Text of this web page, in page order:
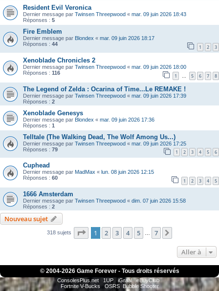
Resident Evil Veronica
Dernier message par Twinsen Threepwood « mar. 09 juin 2026 18:43
Réponses : 5
Fire Emblem
Dernier message par Blondex « mar. 09 juin 2026 18:17
Réponses : 44 1 2 3
Xenoblade Chronicles 2
Dernier message par Twinsen Threepwood « mar. 09 juin 2026 18:00
Réponses : 116 1 … 5 6 7 8
The Legend of Zelda : Ocarina of Time...Le REMAKE !
Dernier message par Twinsen Threepwood « mar. 09 juin 2026 17:39
Réponses : 2
Xenoblade Genesys
Dernier message par Blondex « mar. 09 juin 2026 17:36
Réponses : 1
Telltale (The Walking Dead, The Wolf Among Us...)
Dernier message par Twinsen Threepwood « mar. 09 juin 2026 17:25
Réponses : 79 1 2 3 4 5 6
Cuphead
Dernier message par MadMax « lun. 08 juin 2026 12:15
Réponses : 60 1 2 3 4 5
1666 Amsterdam
Dernier message par Twinsen Threepwood « dim. 07 juin 2026 15:58
Réponses : 2
Nouveau sujet
318 sujets Page 1sur7
1 2 3 4 5 7
Aller à
© 2004-2026 Game Forever - Tous droits réservés
ConsolesPlus.net 1UP iGraal
eBuyClub
Fortnite V-Bucks
OSRS Bubble Shooter